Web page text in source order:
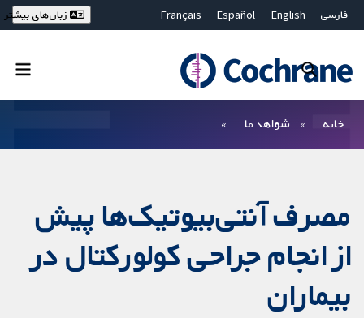
فارسی English
Español
Français
Bahasa Malaysia
ไทย
繁體中文
زبان‌های بیشتر
خانه شواهد ما
مصرف آنتی‌بیوتیک‌ها پیش
از انجام جراحی کولورکتال در
بیماران